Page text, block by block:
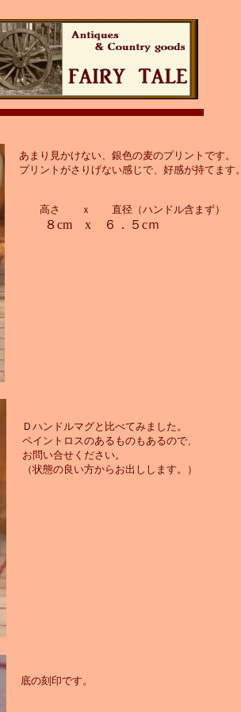
あまり見かけない、銀色の麦のプリントです。
プリントがさりげない感じで、好感が持てます。
高さ ｘ 直径（ハンドル含まず）
８cm x ６．５cｍ
底の刻印です。
Ｄハンドルマグと比べてみました。
ペイントロスのあるものもあるので、
お問い合せください。
（状態の良い方からお出しします。）